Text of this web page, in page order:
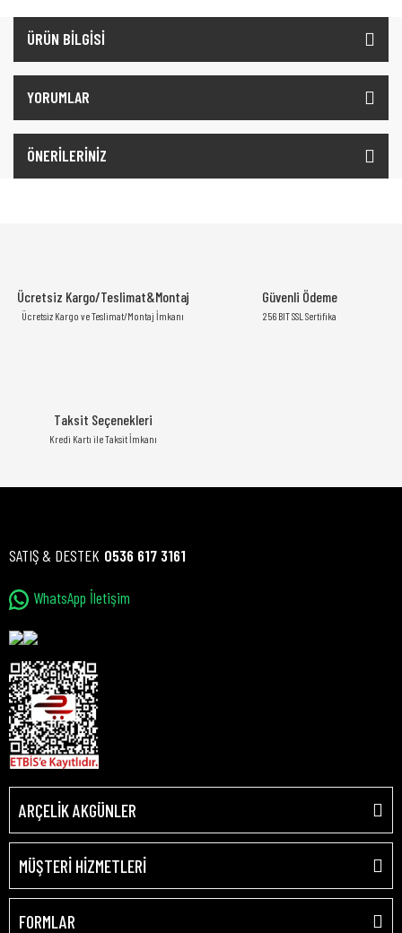
ÜRÜN BİLGİSİ
YORUMLAR
ÖNERİLERİNİZ
Ücretsiz Kargo/Teslimat&Montaj
Ücretsiz Kargo ve Teslimat/Montaj İmkanı
Güvenli Ödeme
256 BIT SSL Sertifika
Taksit Seçenekleri
Kredi Kartı ile Taksit İmkanı
SATIŞ & DESTEK 0536 617 3161
WhatsApp İletişim
ARÇELİK AKGÜNLER
MÜŞTERİ HİZMETLERİ
FORMLAR